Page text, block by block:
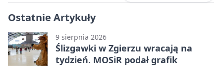
Ostatnie Artykuły
9 sierpnia 2026
Ślizgawki w Zgierzu wracają na
tydzień. MOSiR podał grafik